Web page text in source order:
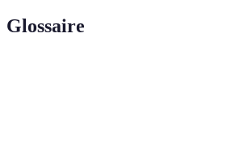
Glossaire